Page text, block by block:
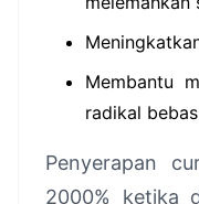
Membantu
radikal bebas
Penyerapan
2000% ketika